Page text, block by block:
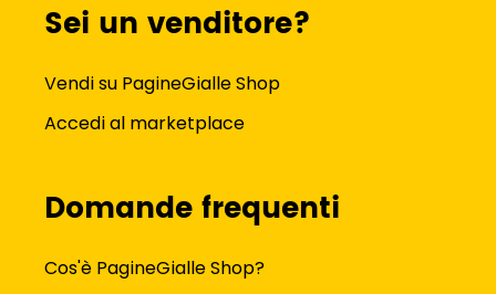
Sei un venditore?
Vendi su PagineGialle Shop
Accedi al marketplace
Domande frequenti
Cos'è PagineGialle Shop?